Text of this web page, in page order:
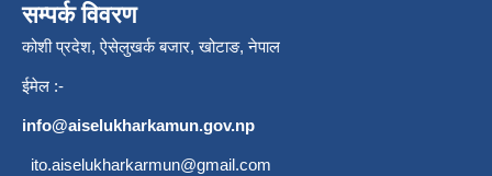
सम्पर्क विवरण
कोशी प्रदेश, ऐसेलुखर्क बजार, खोटाङ, नेपाल
ईमेल :-
info@aiselukharkamun.gov.np
ito.aiselukharkarmun@gmail.com